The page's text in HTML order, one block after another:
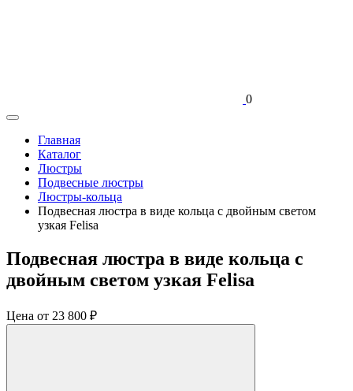
0
Главная
Каталог
Люстры
Подвесные люстры
Люстры-кольца
Подвесная люстра в виде кольца с двойным светом
узкая Felisa
Подвесная люстра в виде кольца с
двойным светом узкая Felisa
Цена от 23 800 ₽